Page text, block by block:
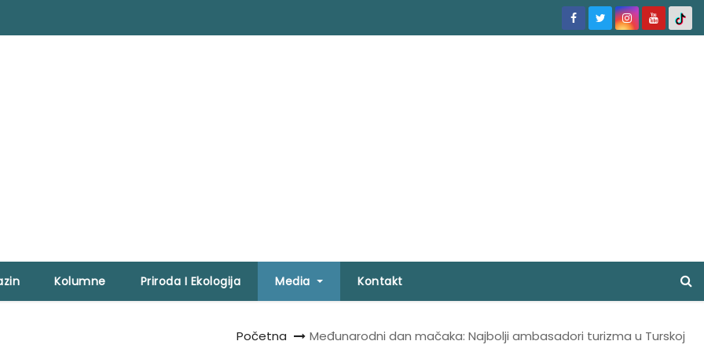
Kolumne Priroda I Ekologija Media Kontakt
Početna Međunarodni dan mačaka: Najbolji ambasadori turizma u Turskoj